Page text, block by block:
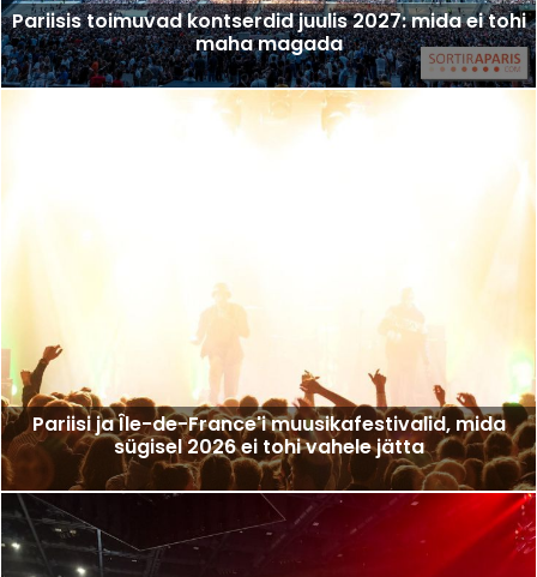
Pariisis toimuvad kontserdid juulis 2027: mida ei tohi
maha magada
Pariisi ja Île-de-France'i muusikafestivalid, mida
sügisel 2026 ei tohi vahele jätta